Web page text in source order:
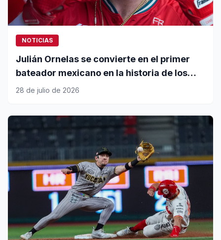
NOTICIAS
Julián Ornelas se convierte en el primer
bateador mexicano en la historia de los
Diablos Rojos en unirse al club del 20-20
28 de julio de 2026